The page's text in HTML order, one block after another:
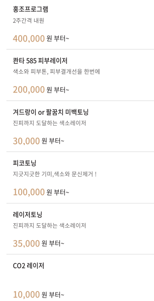
홍조프로그램
2주간격 내원
400,000 원 부터~
콴타 585 피부레이저
색소와 피부톤, 피부결개선을 한번에
200,000 원 부터~
겨드랑이 or 팔꿈치 미백토닝
진피까지 도달하는 색소레이저
30,000 원 부터~
피코토닝
지긋지긋한 기미,색소와 문신제거 !
100,000 원 부터~
레이저토닝
진피까지 도달하는 색소레이저
35,000 원 부터~
CO2 레이저
10,000 원 부터~